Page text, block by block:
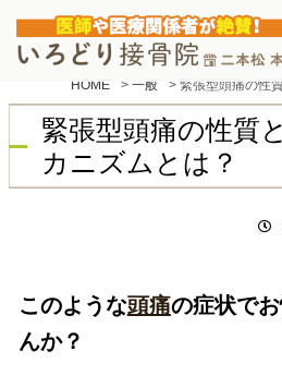
HOME >一般 >緊張型頭痛の性
緊張型頭痛の性質
カニズムとは？
このような頭痛の症状で
んか？